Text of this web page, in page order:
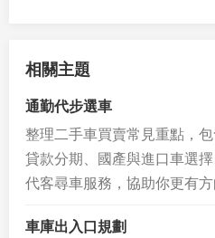
相關主題
通勤代步選車
整理二手車買賣常見重點，
貸款分期、國產與進口車選
代客尋車服務，協助你更有方
車庫出入口規劃